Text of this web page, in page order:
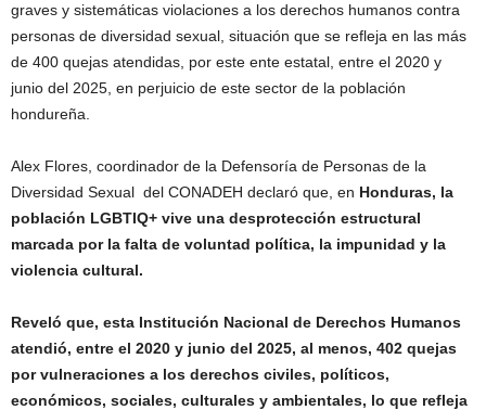
graves y sistemáticas violaciones a los derechos humanos contra
personas de diversidad sexual, situación que se refleja en las más
de 400 quejas atendidas, por este ente estatal, entre el 2020 y
junio del 2025, en perjuicio de este sector de la población
hondureña.
Alex Flores, coordinador de la Defensoría de Personas de la
Diversidad Sexual del CONADEH declaró que, en Honduras, la
población LGBTIQ+ vive una desprotección estructural
marcada por la falta de voluntad política, la impunidad y la
violencia cultural.
Reveló que, esta Institución Nacional de Derechos Humanos
atendió, entre el 2020 y junio del 2025, al menos, 402 quejas
por vulneraciones a los derechos civiles, políticos,
económicos, sociales, culturales y ambientales, lo que refleja